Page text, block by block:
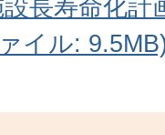
長寿命化計
イル: